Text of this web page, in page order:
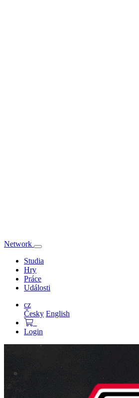
Network
Přepnout
navigaci
Studia
Hry
Práce
Události
cz
Česky English
Login